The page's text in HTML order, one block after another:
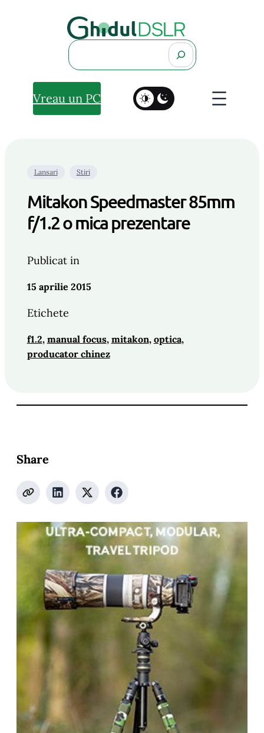
Search
Vreau un PC
Lansari Stiri
Mitakon Speedmaster 85mm
f/1.2 o mica prezentare
Publicat in
15 aprilie 2015
Etichete
f1.2, manual focus, mitakon, optica ,
producator chinez
Share